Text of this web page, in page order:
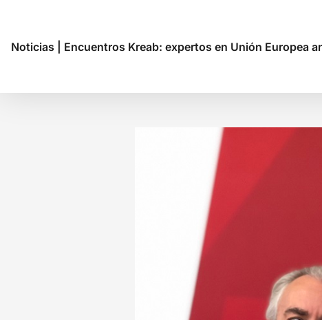
Noticias Encuentros Kreab: expertos en Unión Europea